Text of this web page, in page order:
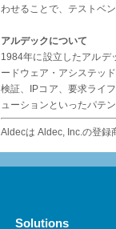
わせることで、テストベ
アルデックについて
1984年に設立したアルデ
ードウェア・アシステッ
検証、IPコア、要求ライ
ューションといったパテ
Aldecは Aldec, Inc.の登録
Solutions